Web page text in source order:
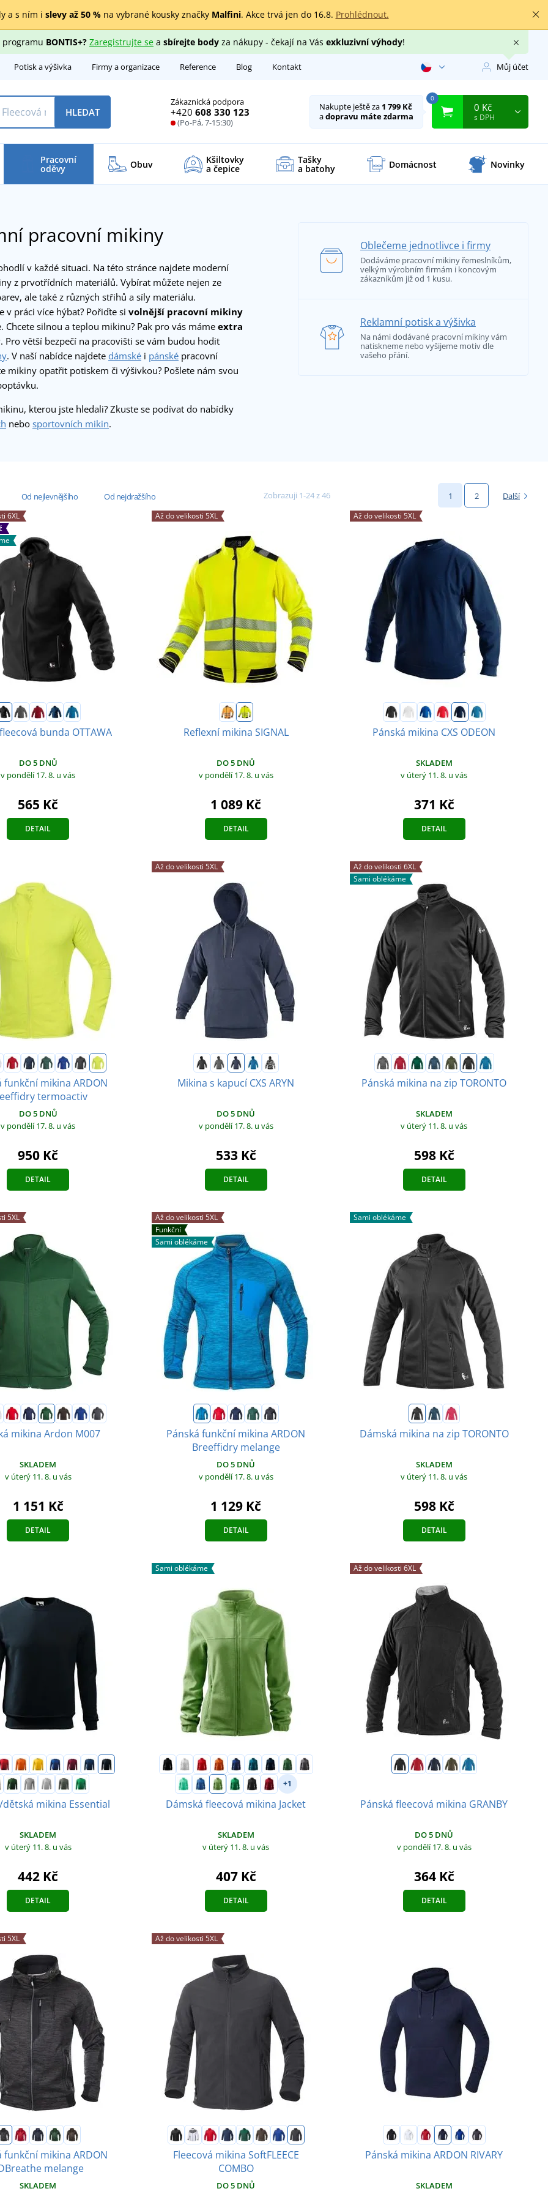
a s ním i slevy až 50 %na vybrané kousky značky Malfini. Akce trvá jen do 16.8. Prohlédnout.
programu BONTIS+? Zaregistrujte sea sbírejte bodyza nákupy - čekají na Vás exkluzivní výhody!
Potisk a výšivka Firmy a organizace Reference Blog Kontakt Můj účet
Zákaznická podpora
+420 608 330 123
(Po-Pá, 7-15:30)
HLEDAT Nakupte ještě za 1 799 Kč
adopravu máte zdarma
0
0 Kč
s DPH
Pracovní
oděvy Obuv Kšiltovky
a čepice
Tašky
a batohy Domácnost Novinky
pracovní mikiny
v každé situaci. Na této stránce najdete moderní
z prvotřídních materiálů. Vybírat můžete nejen ze
ale také z různých střihů a síly materiálu.
v práci více hýbat? Pořiďte si volnější pracovní mikiny
Chcete silnou a teplou mikinu? Pak pro vás máme extra
. Pro větší bezpečí na pracovišti se vám budou hodit
. V naší nabídce najdete dámské i pánské pracovní
mikiny opatřit potiskem či výšivkou? Pošlete nám svou
kterou jste hledali? Zkuste se podívat do nabídky
nebo sportovních mikin.
Oblečeme jednotlivce i firmy
Dodáváme pracovní mikiny řemeslníkům,
velkým výrobním firmám i koncovým
zákazníkům již od 1 kusu.
Reklamní potisk a výšivka
Na námi dodávané pracovní mikiny vám
natiskneme nebo vyšijeme motiv dle
vašeho přání.
Od nejlevnějšího Od nejdražšího Zobrazuji 1-24 z 46 1 2 Další
6XL
bunda OTTAWA
DO 5 DNŮ
v pondělí 17. 8. u vás
565 Kč
DETAIL
Až do velikosti 5XL
Reflexní mikina SIGNAL
DO 5 DNŮ
v pondělí 17. 8. u vás
1 089 Kč
DETAIL
Až do velikosti 5XL
Pánská mikina CXS ODEON
SKLADEM
v úterý 11. 8. u vás
371 Kč
DETAIL
funkční mikina ARDON
termoactiv
DO 5 DNŮ
v pondělí 17. 8. u vás
950 Kč
DETAIL
Až do velikosti 5XL
Mikina s kapucí CXS ARYN
DO 5 DNŮ
v pondělí 17. 8. u vás
533 Kč
DETAIL
Až do velikosti 6XL
Sami oblékáme
Pánská mikina na zip TORONTO
SKLADEM
v úterý 11. 8. u vás
598 Kč
DETAIL
5XL
mikina Ardon M007
SKLADEM
v úterý 11. 8. u vás
1 151 Kč
DETAIL
Až do velikosti 5XL
Funkční
Sami oblékáme
Pánská funkční mikina ARDON
Breeffidry melange
DO 5 DNŮ
v pondělí 17. 8. u vás
1 129 Kč
DETAIL
Sami oblékáme
Dámská mikina na zip TORONTO
SKLADEM
v úterý 11. 8. u vás
598 Kč
DETAIL
dětská mikina Essential
SKLADEM
v úterý 11. 8. u vás
442 Kč
DETAIL
Sami oblékáme
+1
Dámská fleecová mikina Jacket
SKLADEM
v úterý 11. 8. u vás
407 Kč
DETAIL
Až do velikosti 6XL
Pánská fleecová mikina GRANBY
DO 5 DNŮ
v pondělí 17. 8. u vás
364 Kč
DETAIL
5XL
funkční mikina ARDON
melange
SKLADEM
Až do velikosti 5XL
Fleecová mikina SoftFLEECE
COMBO
DO 5 DNŮ
Pánská mikina ARDON RIVARY
SKLADEM